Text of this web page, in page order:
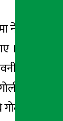
भ्रम
। नेकपाको
दिए ।
हानेको
चलाएको